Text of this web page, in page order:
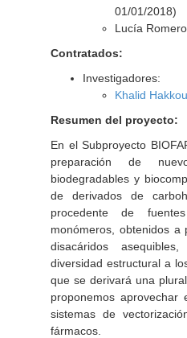
01/01/2018)
Lucía
Contratados:
Investigadores:
Khalid
Resumen del proyecto:
En el Subproyecto
preparación de
biodegradables y
de derivados de
procedente de
monómeros, obtenidos
disacáridos
diversidad estructural a
que se derivará una
proponemos
sistemas de
fármacos.